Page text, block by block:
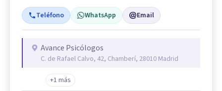
Teléfono WhatsApp Email
Avance Psicólogos
C. de Rafael Calvo, 42, Chamberí, 28010 Madrid
+1 más